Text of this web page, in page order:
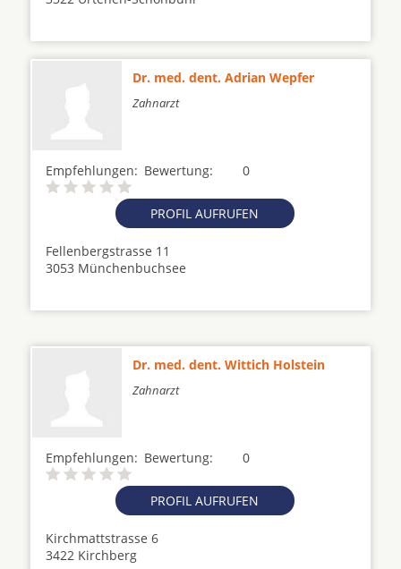
Dr. med. dent. Adrian Wepfer
Zahnarzt
Empfehlungen: 0
Bewertung:
PROFIL AUFRUFEN
Fellenbergstrasse 11
3053 Münchenbuchsee
Dr. med. dent. Wittich Holstein
Zahnarzt
Empfehlungen: 0
Bewertung:
PROFIL AUFRUFEN
Kirchmattstrasse 6
3422 Kirchberg